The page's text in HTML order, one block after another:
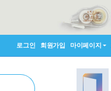
로그인 회원가입 마이페이지